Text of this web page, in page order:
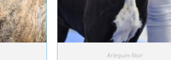
Arlequin-Noir